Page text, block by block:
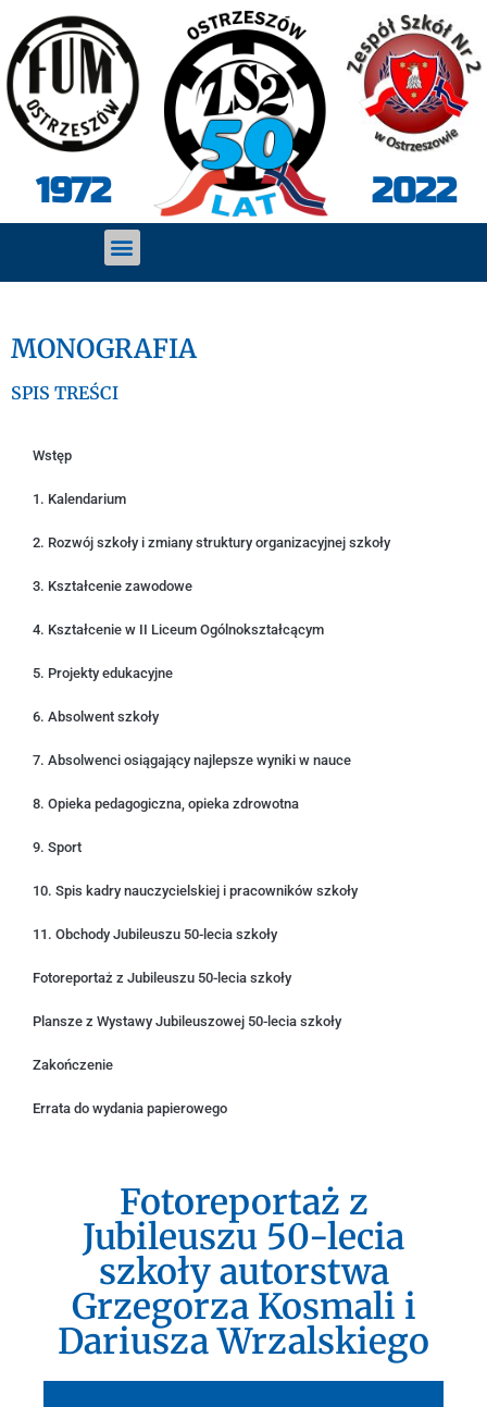
1972 2022
MONOGRAFIA
SPIS TREŚCI
Wstęp
1. Kalendarium
2. Rozwój szkoły i zmiany struktury organizacyjnej szkoły
3. Kształcenie zawodowe
4. Kształcenie w II Liceum Ogólnokształcącym
5. Projekty edukacyjne
6. Absolwent szkoły
7. Absolwenci osiągający najlepsze wyniki w nauce
8. Opieka pedagogiczna, opieka zdrowotna
9. Sport
10. Spis kadry nauczycielskiej i pracowników szkoły
11. Obchody Jubileuszu 50-lecia szkoły
Fotoreportaż z Jubileuszu 50-lecia szkoły
Plansze z Wystawy Jubileuszowej 50-lecia szkoły
Zakończenie
Errata do wydania papierowego
Fotoreportaż z
Jubileuszu 50-lecia
szkoły autorstwa
Grzegorza Kosmali i
Dariusza Wrzalskiego